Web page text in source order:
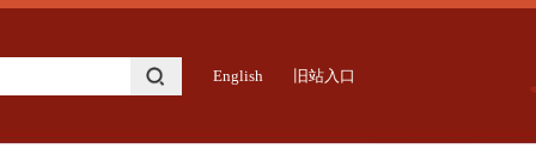
English 旧站入口